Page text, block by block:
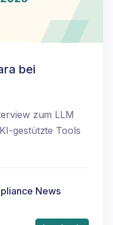
bei
zum LLM
gestützte Tools
News